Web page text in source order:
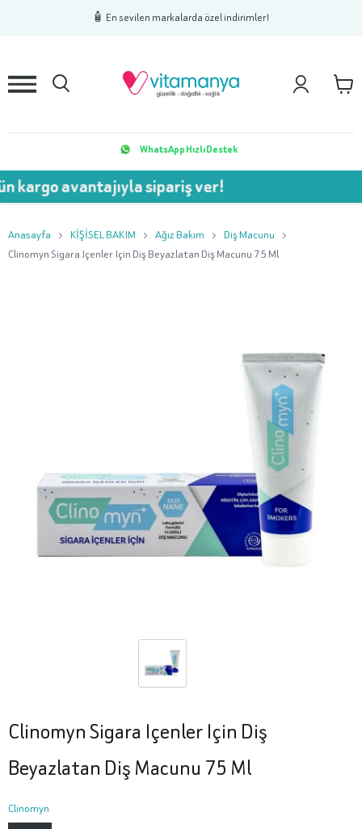
🧴 En sevilen markalarda özel indirimler!
2 3
WhatsApp Hızlı Destek
kargo avantajıyla sipariş ver!
Anasayfa KİŞİSEL BAKIM Ağız Bakım
Diş Macunu
Clinomyn Sigara Içenler Için Diş Beyazlatan Diş Macunu 75 Ml
Clinomyn Sigara Içenler Için Diş
Beyazlatan Diş Macunu 75 Ml
Clinomyn